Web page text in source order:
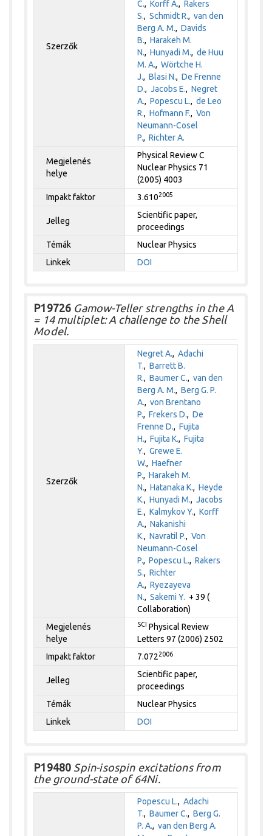
Szerzők
C.,Korff A.,Rakers
S.,Schmidt R.,van den
Berg A. M.,Davids
B.,Harakeh M.
N.,Hunyadi M.,de Huu
M. A.,Wörtche H.
J.,Blasi N.,De Frenne
D.,Jacobs E.,Negret
A.,Popescu L.,de Leo
R.,Hofmann F.,Von
Neumann-Cosel
P.,Richter A.
Megjelenés
helye
Physical Review C
Nuclear Physics 71
(2005) 4003
Impakt faktor
3.6102005
Jelleg
Scientific paper,
proceedings
Témák
Nuclear Physics
Linkek
DOI
P19726 Gamow-Teller strengths in the A
= 14 multiplet: A challenge to the Shell
Model.
Szerzők
Negret A.,Adachi
T.,Barrett B.
R.,Baumer C.,van den
Berg A. M.,Berg G. P.
A.,von Brentano
P.,Frekers D.,De
Frenne D.,Fujita
H.,Fujita K.,Fujita
Y.,Grewe E.
W.,Haefner
P.,Harakeh M.
N.,Hatanaka K.,Heyde
K.,Hunyadi M.,Jacobs
E.,Kalmykov Y.,Korff
A.,Nakanishi
K.,Navratil P.,Von
Neumann-Cosel
P.,Popescu L.,Rakers
S.,Richter
A.,Ryezayeva
N.,Sakemi Y. + 39 (
Collaboration)
Megjelenés
helye
SCI Physical Review
Letters 97 (2006) 2502
Impakt faktor
7.0722006
Jelleg
Scientific paper,
proceedings
Témák
Nuclear Physics
Linkek
DOI
P19480 Spin-isospin excitations from
the ground-state of 64Ni.
Popescu L.,Adachi
T.,Baumer C.,Berg G.
P. A.,van den Berg A.